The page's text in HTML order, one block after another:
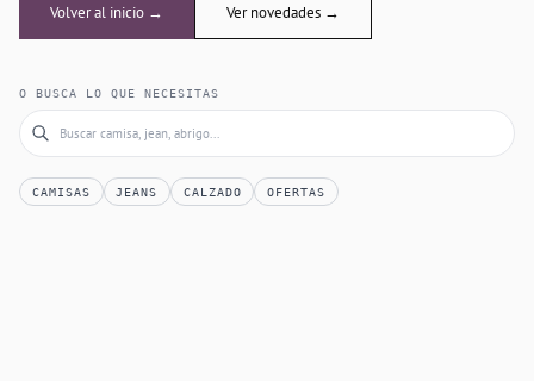
Volver al inicio → Ver novedades →
O BUSCA LO QUE NECESITAS
CAMISAS JEANS CALZADO OFERTAS